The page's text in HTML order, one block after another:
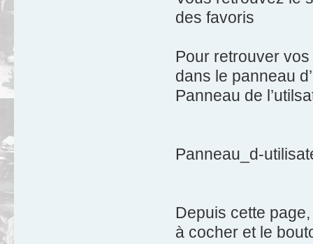
des favoris
Pour retrouver
dans le panneau
Panneau de
Panneau_d-
Depuis cette
à cocher et le